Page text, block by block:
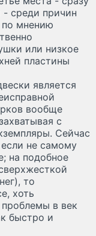
- среди причин
по мнению
или низкое
пластины
является
вообще
с
Сейчас
не самому
на подобное
то
хоть
в век
быстро и